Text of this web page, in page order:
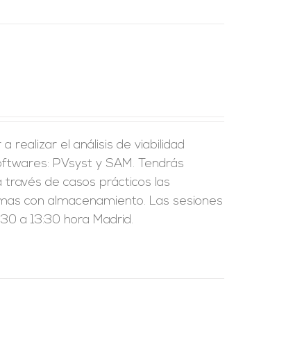
realizar el análisis de viabilidad
PVsyst y SAM. Tendrás
de casos prácticos las
con almacenamiento. Las sesiones
a 13:30 hora Madrid.